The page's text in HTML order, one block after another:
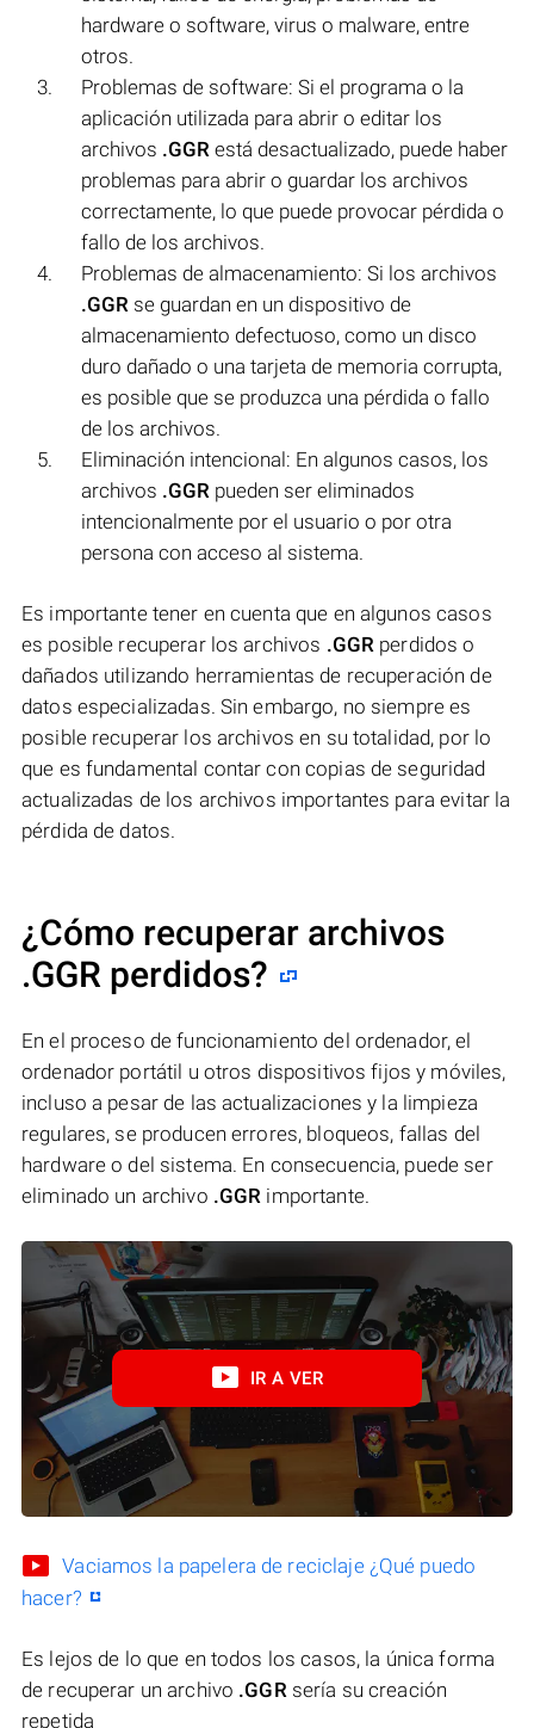
hardware o software, virus o malware, entre
otros.
Problemas de software: Si el programa o la
aplicación utilizada para abrir o editar los
archivos .GGR está desactualizado, puede haber
problemas para abrir o guardar los archivos
correctamente, lo que puede provocar pérdida o
fallo de los archivos.
Problemas de almacenamiento: Si los archivos
.GGR se guardan en un dispositivo de
almacenamiento defectuoso, como un disco
duro dañado o una tarjeta de memoria corrupta,
es posible que se produzca una pérdida o fallo
de los archivos.
Eliminación intencional: En algunos casos, los
archivos .GGR pueden ser eliminados
intencionalmente por el usuario o por otra
persona con acceso al sistema.
Es importante tener en cuenta que en algunos casos
es posible recuperar los archivos .GGR perdidos o
dañados utilizando herramientas de recuperación de
datos especializadas. Sin embargo, no siempre es
posible recuperar los archivos en su totalidad, por lo
que es fundamental contar con copias de seguridad
actualizadas de los archivos importantes para evitar la
pérdida de datos.
¿Cómo recuperar archivos
.GGR perdidos?
En el proceso de funcionamiento del ordenador, el
ordenador portátil u otros dispositivos fijos y móviles,
incluso a pesar de las actualizaciones y la limpieza
regulares, se producen errores, bloqueos, fallas del
hardware o del sistema. En consecuencia, puede ser
eliminado un archivo .GGR importante.
IR A VER
Vaciamos la papelera de reciclaje ¿Qué puedo
hacer?
Es lejos de lo que en todos los casos, la única forma
de recuperar un archivo .GGRsería su creación
repetida